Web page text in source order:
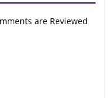
are Reviewed